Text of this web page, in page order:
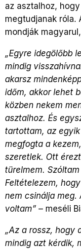
az asztalhoz,
megtudjanak róla.
mondják
„Egyre idegölőbb
mindig
akarsz
időm, akkor lehet
közben nekem
asztalhoz. És
tartottam, az
megfogta a
szeretlek. Ott
türelmem.
Feltételezem,
nem csinálja meg.
voltam” – meséli
„Az a rossz, hogy
mindig azt kérdik,